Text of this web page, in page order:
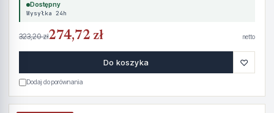
Dostępny
Wysyłka 24h
323,20 zł274,72 zł netto
Do koszyka ♡
Dodaj do porównania